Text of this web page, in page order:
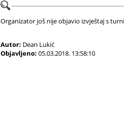
Organizator još nije objavio izvještaj s
Autor: Dean Lukić
Objavljeno: 05.03.2018. 13:58:10